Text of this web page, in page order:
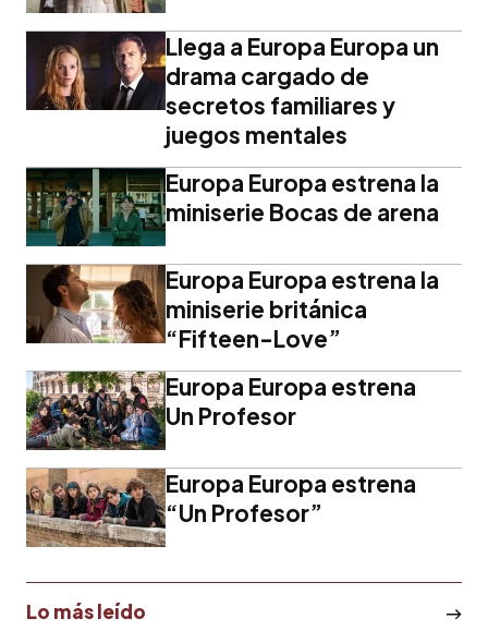
Llega a Europa Europa un
drama cargado de
secretos familiares y
juegos mentales
Europa Europa estrena la
miniserie Bocas de arena
Europa Europa estrena la
miniserie británica
“Fifteen-Love”
Europa Europa estrena
Un Profesor
Europa Europa estrena
“Un Profesor”
Lo más leído